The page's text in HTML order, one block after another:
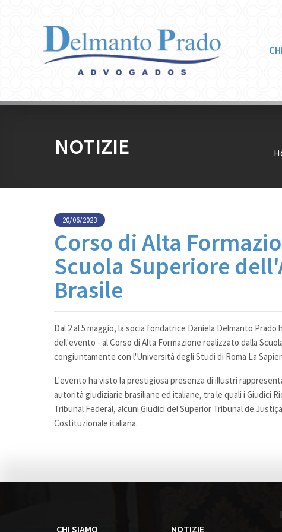
NOTIZIE
20/06/2023
Corso di Alta
Scuola Superiore
Brasile
Dal 2 al 5 maggio, la socia fondatrice Daniela Delmanto
dell'evento - al Corso di Alta Formazione realizzato dalla
congiuntamente con l'Università degli Studi di Roma La
L'evento ha visto la prestigiosa presenza di illustri
autorità giudiziarie brasiliane ed italiane, tra le quali i Giudici
Tribunal Federal, alcuni Giudici del Superior Tribunal de
Costituzionale italiana.
CHI SIAMO NOTIZIE